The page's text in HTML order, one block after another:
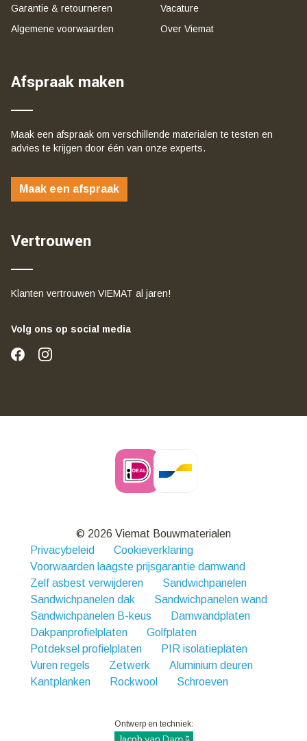
Garantie & retourneren
Algemene voorwaarden
Vacature
Over Viemat
Afspraak maken
Maak een afspraak om verschillende materialen te testen en
advies te krijgen door één van onze experts.
Maak een afspraak
Vertrouwen
Klanten vertrouwen VIEMAT al jaren!
Volg ons op social media
© 2026 Viemat Bouwmaterialen
Privacybeleid
Cookieverklaring
Voorwaarden laagste prijsgarantie damwand
Zelf asbest verwijderen
Sandwichpanelen
Sandwichpanelen dak
Sandwichpanelen wand
Sandwichpanelen B-keus
Damwandplaten
Dakpanprofielplaten
Golfplaten
Potdeksel profielplaten
PIR isolatieplaten
Vuren regels
Zetwerk
Aluminium deuren
Kantplanken
Rockwool Schroeven
Ontwerp en techniek: